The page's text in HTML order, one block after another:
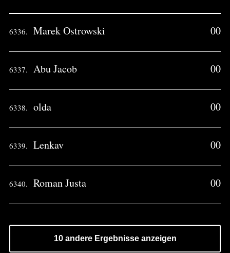
6336. Marek Ostrowski 00
6337. Abu Jacob 00
6338. olda 00
6339. Lenkav 00
6340. Roman Justa 00
10 andere Ergebnisse anzeigen